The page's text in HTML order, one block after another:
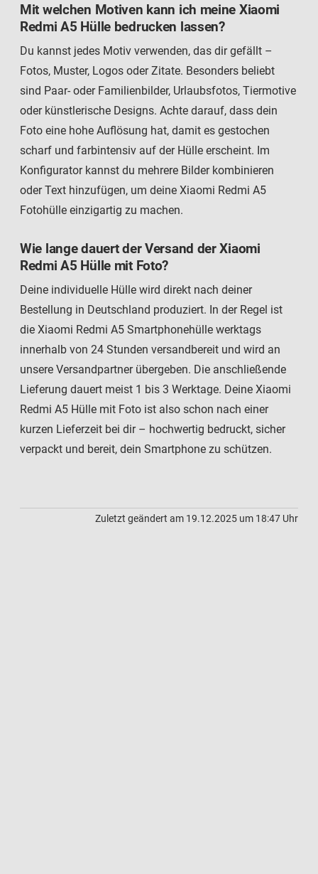
Mit welchen Motiven kann ich meine Xiaomi
Redmi A5 Hülle bedrucken lassen?
Du kannst jedes Motiv verwenden, das dir gefällt –
Fotos, Muster, Logos oder Zitate. Besonders beliebt
sind Paar- oder Familienbilder, Urlaubsfotos, Tiermotive
oder künstlerische Designs. Achte darauf, dass dein
Foto eine hohe Auflösung hat, damit es gestochen
scharf und farbintensiv auf der Hülle erscheint. Im
Konfigurator kannst du mehrere Bilder kombinieren
oder Text hinzufügen, um deine Xiaomi Redmi A5
Fotohülle einzigartig zu machen.
Wie lange dauert der Versand der Xiaomi
Redmi A5 Hülle mit Foto?
Deine individuelle Hülle wird direkt nach deiner
Bestellung in Deutschland produziert. In der Regel ist
die Xiaomi Redmi A5 Smartphonehülle werktags
innerhalb von 24 Stunden versandbereit und wird an
unsere Versandpartner übergeben. Die anschließende
Lieferung dauert meist 1 bis 3 Werktage. Deine Xiaomi
Redmi A5 Hülle mit Foto ist also schon nach einer
kurzen Lieferzeit bei dir – hochwertig bedruckt, sicher
verpackt und bereit, dein Smartphone zu schützen.
Zuletzt geändert am 19.12.2025 um 18:47 Uhr